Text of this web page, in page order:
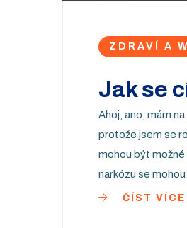
ZDRAVÍ A
Jak se
Ahoj, ano, mám
protože jsem se
mohou být možné
narkózu se
ČÍST VÍCE